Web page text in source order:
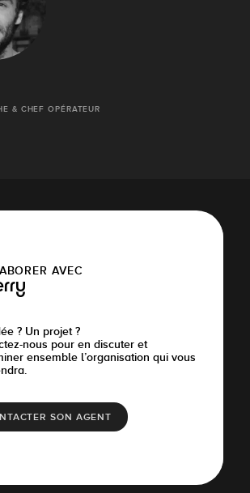
& CHEF OPÉRATEUR
AVEC
? Un projet ?
nous pour en discuter et
ensemble l’organisation qui vous
SON AGENT